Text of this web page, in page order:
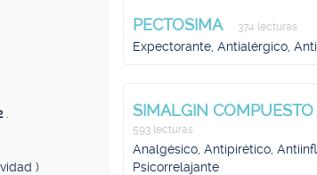
)
PECTOSIMA 374 lecturas
Expectorante, Antialérgico,
SIMALGIN COMPUESTO
593 lecturas
Analgésico, Antipirético,
Psicorrelajante